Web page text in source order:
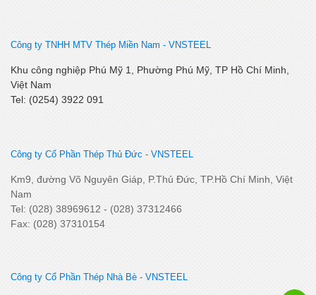
Lễ kết nạp Đảng viên mới – Chi bộ Kỹ Thuật – Chất Lượng
SSCV tăng cường kết nối, phát triển tiêu thụ tại thị trường
Công ty TNHH MTV Thép Miền Nam - VNSTEEL
Khu công nghiệp Phú Mỹ 1, Phường Phú Mỹ, TP Hồ Chí Minh,
Việt Nam
Tel: (0254) 3922 091
Công ty Cổ Phần Thép Thủ Đức - VNSTEEL
Km9, đường Võ Nguyên Giáp, P.Thủ Đức, TP.Hồ Chí Minh, Việt
Nam
Tel: (028) 38969612 - (028) 37312466
Fax: (028) 37310154
Công ty Cổ Phần Thép Nhà Bè - VNSTEEL